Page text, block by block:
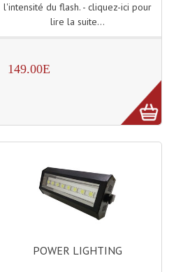
l'intensité du flash. - cliquez-ici pour
lire la suite...
149.00E
POWER LIGHTING